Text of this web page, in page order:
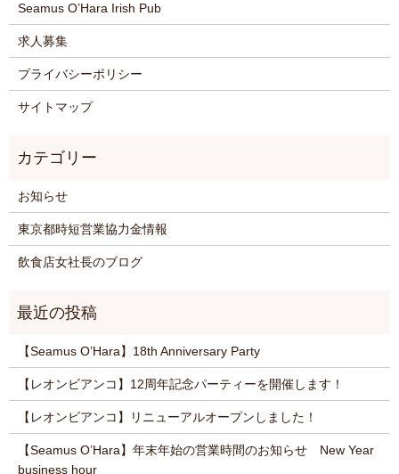
Seamus O’Hara Irish Pub
求人募集
プライバシーポリシー
サイトマップ
お知らせ
東京都時短営業協力金情報
飲食店女社長のブログ
【Seamus O’Hara】18th Anniversary Party
【レオンビアンコ】12周年記念パーティーを開催します！
【レオンビアンコ】リニューアルオープンしました！
【Seamus O’Hara】年末年始の営業時間のお知らせ New Year
business hour